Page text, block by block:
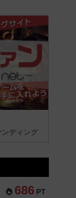
ディング
686 PT